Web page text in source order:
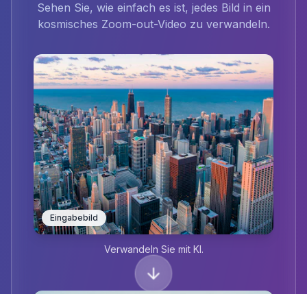
Sehen Sie, wie einfach es ist, jedes Bild in ein
kosmisches Zoom-out-Video zu verwandeln.
Eingabebild
Verwandeln Sie mit KI.